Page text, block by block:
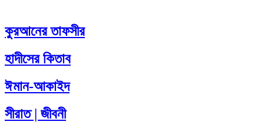
কুরআনের তাফসীর
হাদীসের কিতাব
ঈমান-আকাইদ
সীরাত | জীবনী